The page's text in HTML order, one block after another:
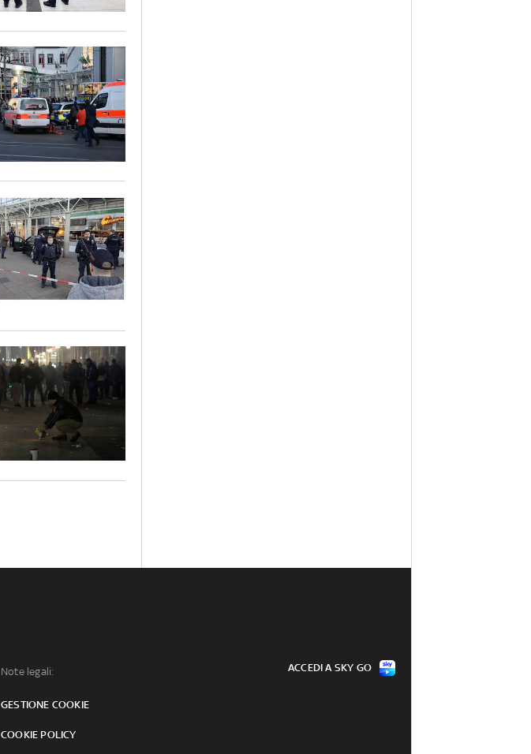
Note legali:
GESTIONE COOKIE
COOKIE POLICY
ACCEDI A SKY GO